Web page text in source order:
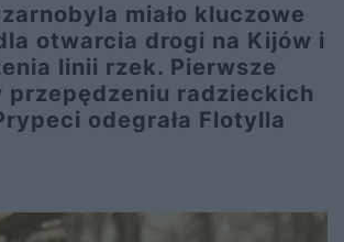
miało kluczowe
otwarcia drogi na Kijów i
linii rzek. Pierwsze
przepędzeniu radzieckich
odegrała Flotylla